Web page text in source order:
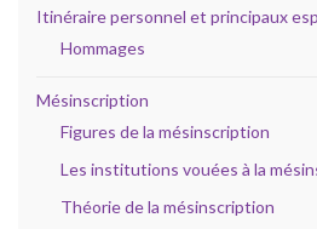
Itinéraire personnel et principaux
Hommages
Mésinscription
Figures de la mésinscription
Les institutions vouées à la
Théorie de la mésinscription